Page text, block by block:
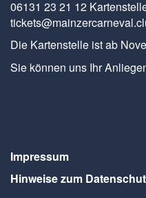
06131 23 21 12
Die Kartenstelle ist ab
Sie können uns Ihr
Impressum
Hinweise zum